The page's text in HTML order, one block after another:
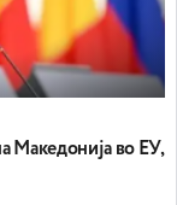
Македонија во ЕУ,